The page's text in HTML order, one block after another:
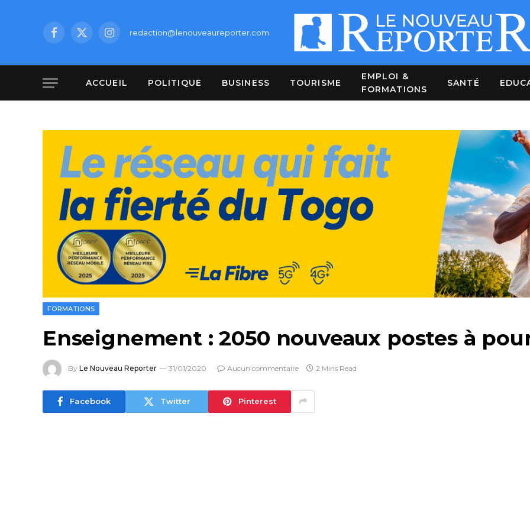
Facebook
X
Instagramredaction@lenouveaureporter.com
ACCUEIL POLITIQUE BUSINESS TOURISME
EMPLOI &
FORMATIONS
SANTÉ
FORMATIONS
Enseignement : 2050 nouveaux postes à
By Le Nouveau Reporter 31/01/2020 Aucun commentaire 2 Mins Read
Facebook Twitter Pinterest